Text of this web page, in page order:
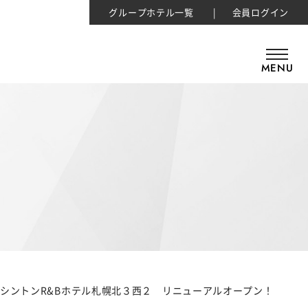
MENU
グループホテル一覧 会員ログイン
ントンR&Bホテル札幌北３西２ リニューアルオープン！